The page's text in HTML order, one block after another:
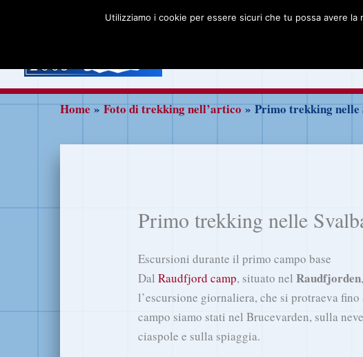
Home Foto di trekking nell’artico Primo trekking nelle
Primo trekking nelle
Escursioni durante il primo campo base
DalRaudfjord camp, situato nelRaudfjorden
l’escursione giornaliera, che si protraeva
campo siamo stati nel Brucevarden, sulla
ciaspole e sulla spiaggia.
Utilizziamo i cookie per essere sicuri che tu possa avere